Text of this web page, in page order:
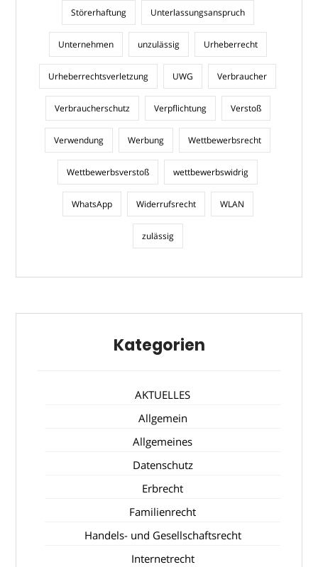
Störerhaftung Unterlassungsanspruch
Unternehmen unzulässig Urheberrecht
Urheberrechtsverletzung UWG Verbraucher
Verbraucherschutz Verpflichtung Verstoß
Verwendung Werbung Wettbewerbsrecht
Wettbewerbsverstoß wettbewerbswidrig
WhatsApp Widerrufsrecht WLAN
zulässig
Kategorien
AKTUELLES
Allgemein
Allgemeines
Datenschutz
Erbrecht
Familienrecht
Handels- und Gesellschaftsrecht
Internetrecht